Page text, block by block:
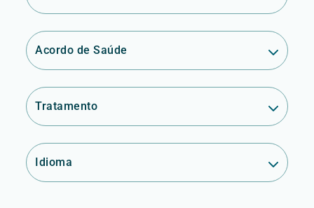
Acordo de Saúde
Tratamento
Idioma